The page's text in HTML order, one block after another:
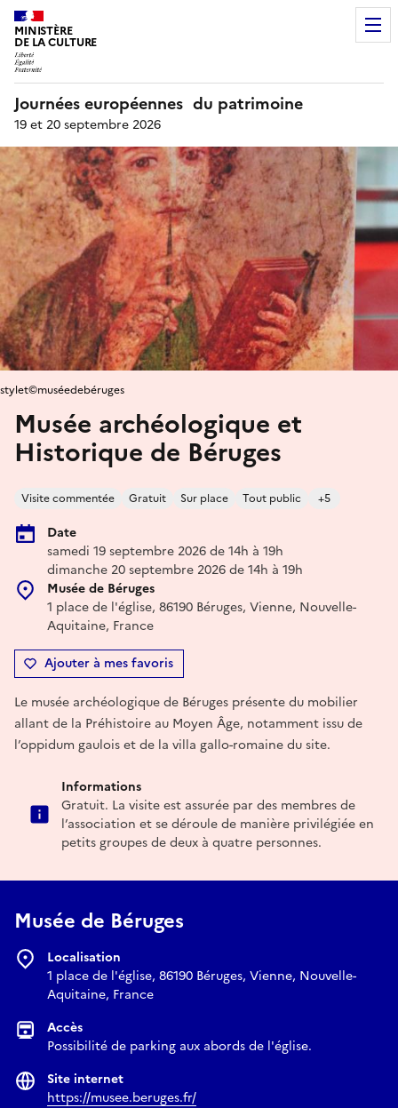
MINISTÈRE
DE LA CULTURE
Journées européennes du patrimoine
19 et 20 septembre 2026
Musée archéologique et
Historique de Béruges
Visite commentée Gratuit Sur place Tout public +5
Date
samedi 19 septembre 2026 de 14h à 19h
dimanche 20 septembre 2026 de 14h à 19h
Musée de Béruges
1 place de l'église, 86190 Béruges, Vienne, Nouvelle-
Aquitaine, France
Ajouter à mes favoris
stylet©muséedebéruges
Le musée archéologique de Béruges présente du mobilier
allant de la Préhistoire au Moyen Âge, notamment issu de
l’oppidum gaulois et de la villa gallo-romaine du site.
Informations
Gratuit. La visite est assurée par des membres de
l’association et se déroule de manière privilégiée en
petits groupes de deux à quatre personnes.
Musée de Béruges
Localisation
1 place de l'église, 86190 Béruges, Vienne, Nouvelle-
Aquitaine, France
Accès
Possibilité de parking aux abords de l'église.
Site internet
https://musee.beruges.fr/